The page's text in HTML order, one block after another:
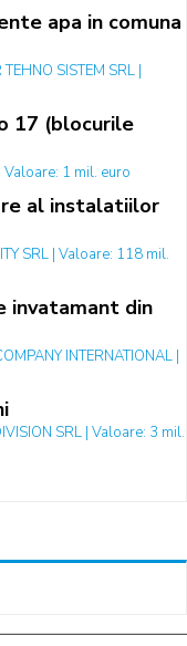
apa in comuna
SISTEM SRL |
17 (blocurile
Valoare: 1 mil. euro
al instalatiilor
SRL | Valoare: 118 mil.
invatamant din
INTERNATIONAL |
SRL | Valoare: 3 mil.